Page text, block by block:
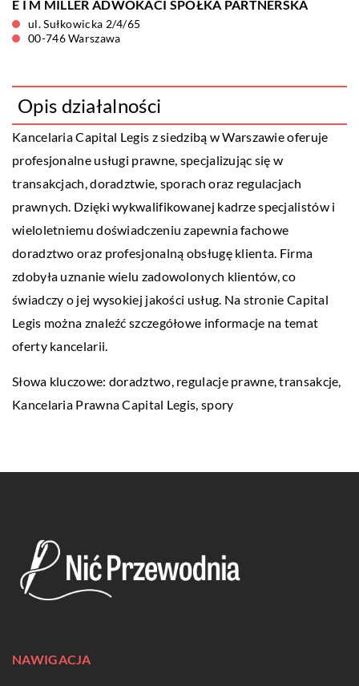
E I M MILLER ADWOKACI SPÓŁKA PARTNERSKA
ul. Sułkowicka 2/4/65
00-746 Warszawa
Opis działalności
Kancelaria Capital Legis z siedzibą w Warszawie oferuje
profesjonalne usługi prawne, specjalizując się w
transakcjach, doradztwie, sporach oraz regulacjach
prawnych. Dzięki wykwalifikowanej kadrze specjalistów i
wieloletniemu doświadczeniu zapewnia fachowe
doradztwo oraz profesjonalną obsługę klienta. Firma
zdobyła uznanie wielu zadowolonych klientów, co
świadczy o jej wysokiej jakości usług. Na stronie Capital
Legis można znaleźć szczegółowe informacje na temat
oferty kancelarii.
Słowa kluczowe: doradztwo, regulacje prawne, transakcje,
Kancelaria Prawna Capital Legis, spory
NAWIGACJA